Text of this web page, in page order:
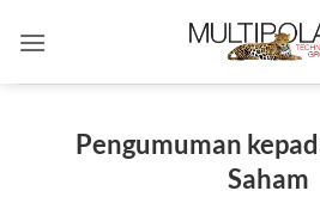
Pengumuman
Saham